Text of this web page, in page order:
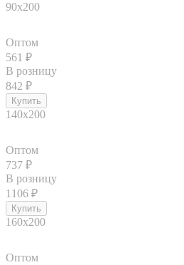
90x200
Оптом
561 ₽
В розницу
842 ₽
140x200
Оптом
737 ₽
В розницу
1106 ₽
160x200
Оптом